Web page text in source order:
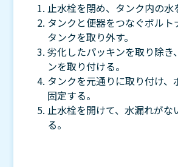
止水栓を閉め、タンク内の水
タンクと便器をつなぐボルト
タンクを取り外す。
劣化したパッキンを取り除き
ンを取り付ける。
タンクを元通りに取り付け、
固定する。
止水栓を開けて、水漏れがな
る。